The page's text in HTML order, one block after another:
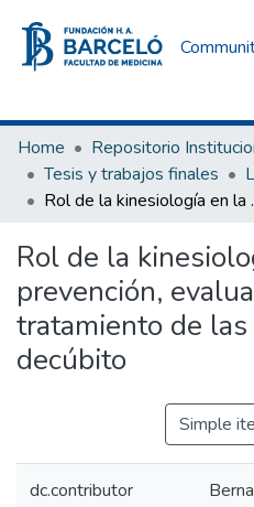
Home
Tesis y trabajos finales
Rol de la
Rol de la
prevención,
tratamiento de
decúbito
Simple
dc.contributor